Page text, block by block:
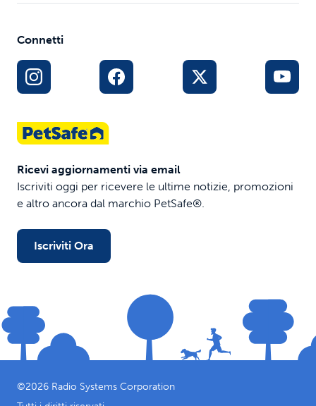
Connetti
Ricevi aggiornamenti via email
Iscriviti oggi per ricevere le ultime notizie, promozioni
e altro ancora dal marchio PetSafe®.
Iscriviti Ora
©2026 Radio Systems Corporation